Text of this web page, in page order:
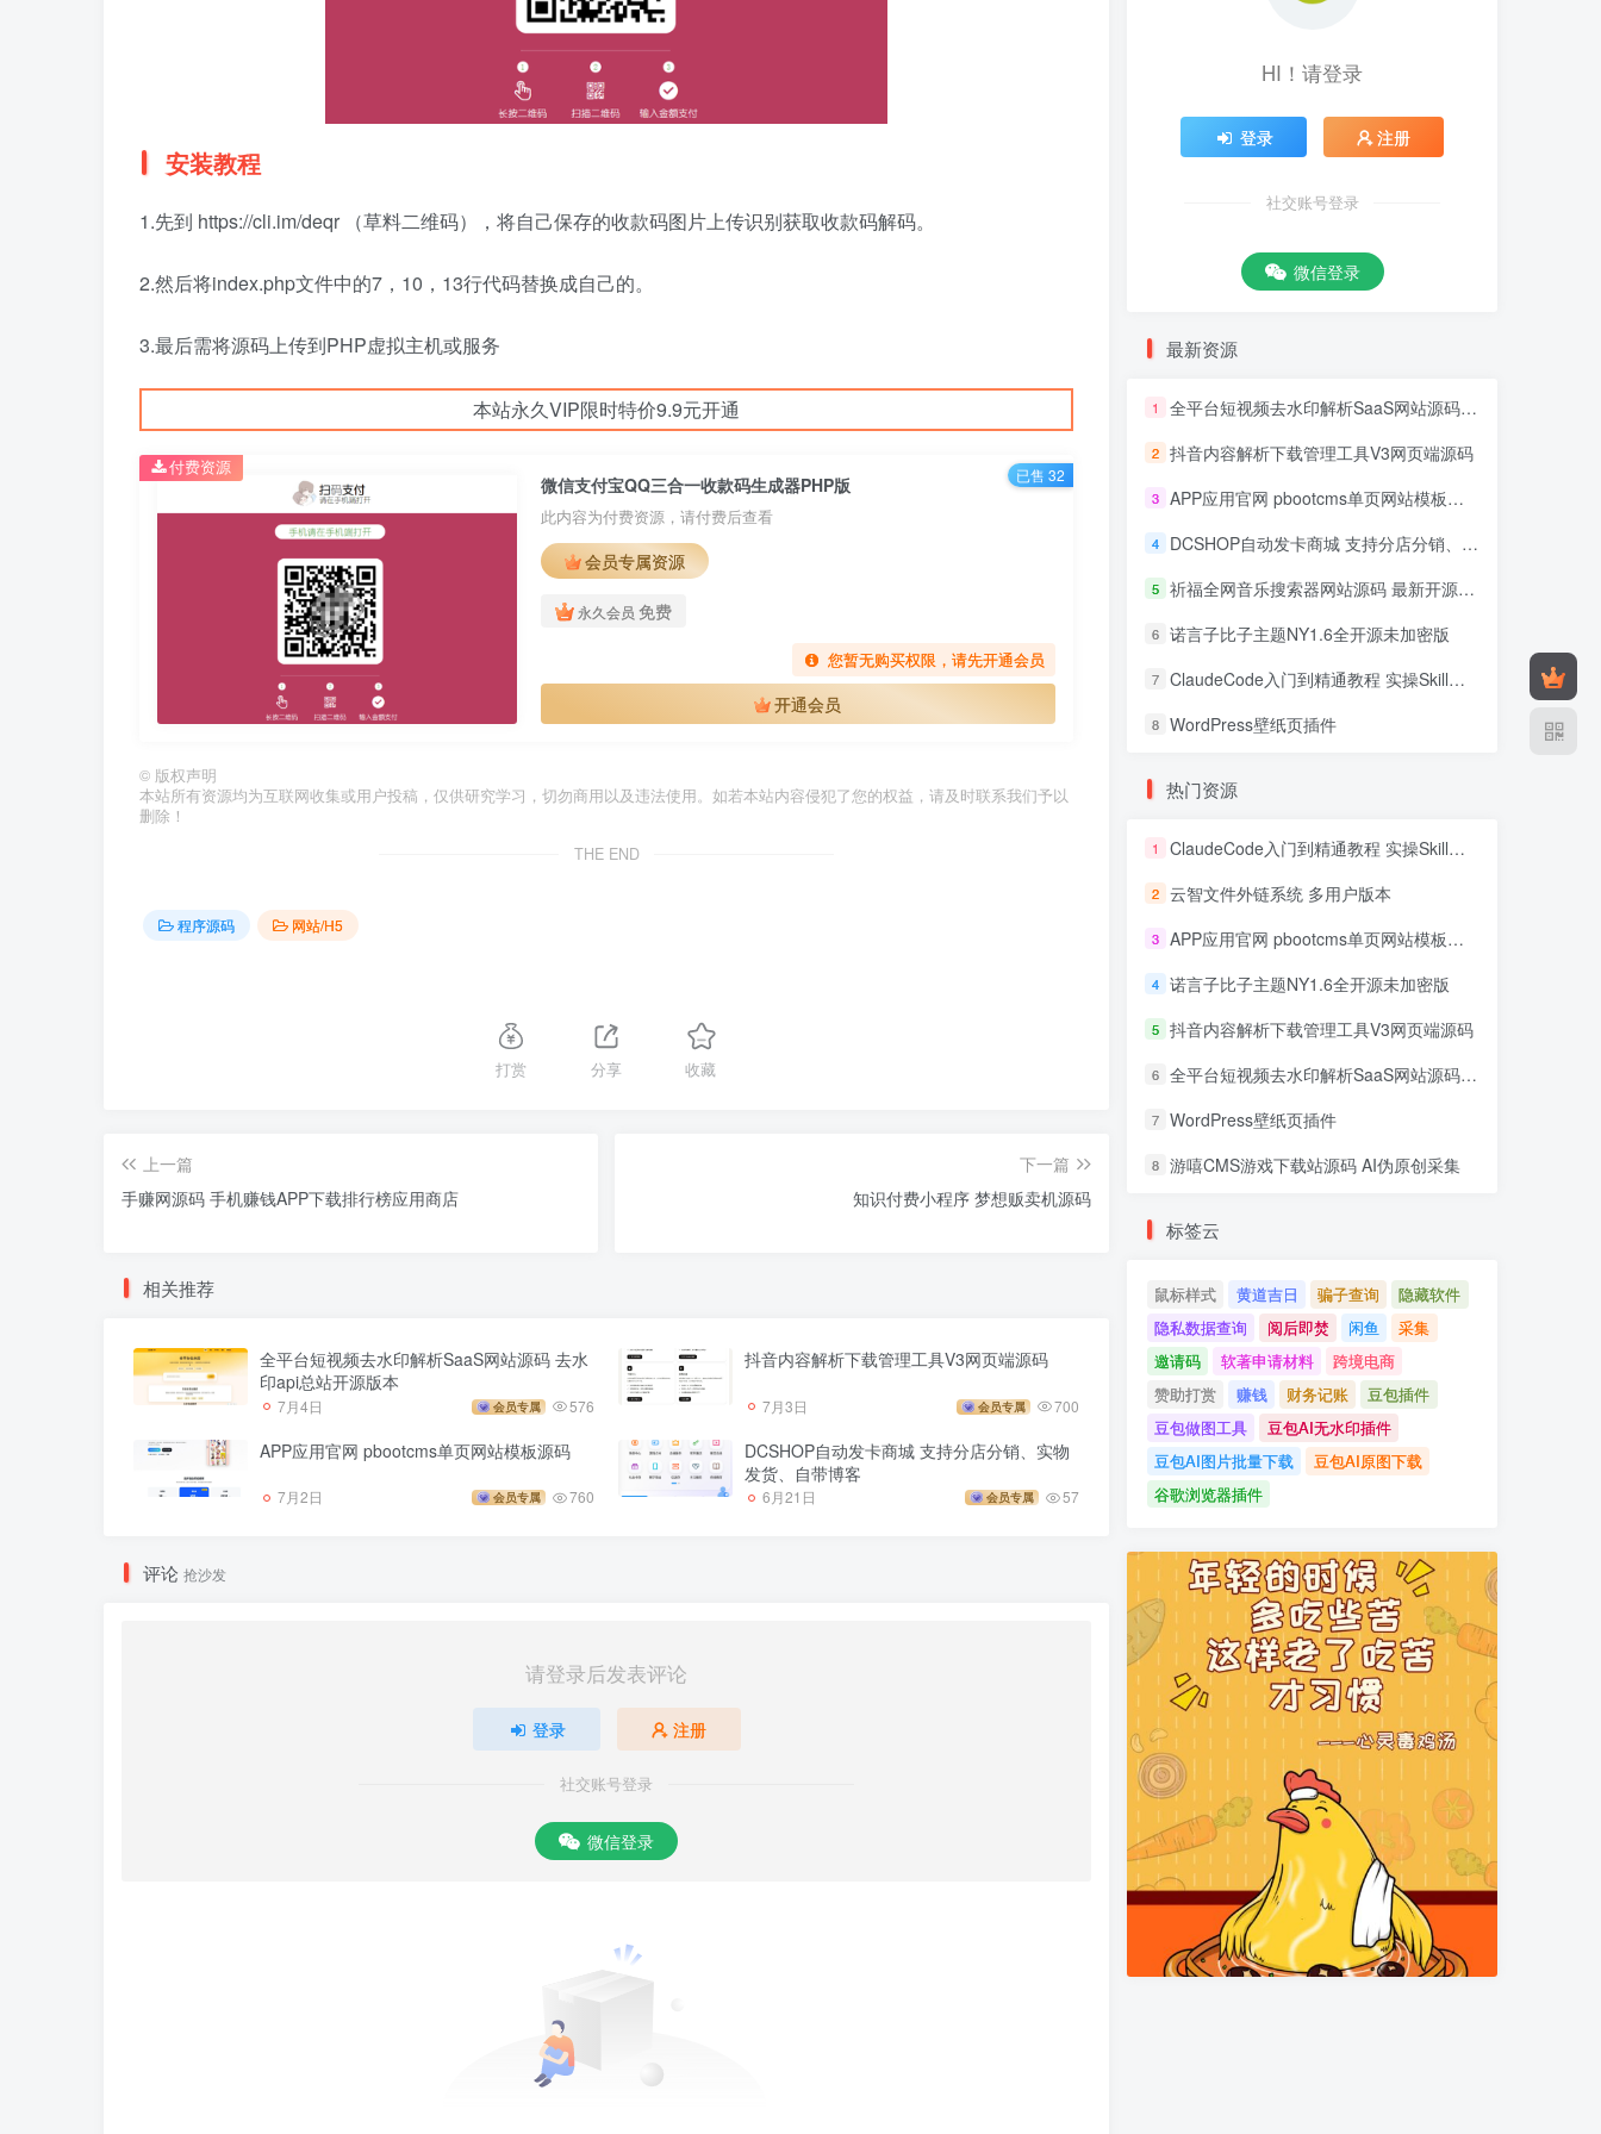
安装教程
1.先到 https://cli.im/deqr （草料二维码），将自己保存的收款码图片上传识别获取收款码解码。
2.然后将index.php文件中的7，10，13行代码替换成自己的。
3.最后需将源码上传到PHP虚拟主机或服务
本站永久VIP限时特价9.9元开通
微信支付宝QQ三合一收款码生成器PHP版
此内容为付费资源，请付费后查看
会员专属资源
永久会员 免费
您暂无购买权限，请先开通会员
开通会员
付费资源 已售 32
© 版权声明
本站所有资源均为互联网收集或用户投稿，仅供研究学习，切勿商用以及违法使用。如若本站内容侵犯了您的权益，请及时联系我们予以
删除！
THE END
程序源码 网站/H5
打赏 分享 收藏
上一篇
手赚网源码 手机赚钱APP下载排行榜应用商店
下一篇
知识付费小程序 梦想贩卖机源码
相关推荐
全平台短视频去水印解析SaaS网站源码 去水
印api总站开源版本
7月4日 会员专属 576
抖音内容解析下载管理工具V3网页端源码
7月3日 会员专属 700
APP应用官网 pbootcms单页网站模板源码
7月2日 会员专属 760
DCSHOP自动发卡商城 支持分店分销、实物
发货、自带博客
6月21日 会员专属 57
评论 抢沙发
请登录后发表评论
登录 注册
社交账号登录
微信登录
HI！请登录
登录 注册
社交账号登录
微信登录
最新资源
1 全平台短视频去水印解析SaaS网站源码 去水印api总站开源版本
2 抖音内容解析下载管理工具V3网页端源码
3 APP应用官网 pbootcms单页网站模板源码
4 DCSHOP自动发卡商城 支持分店分销、实物发货、自带博客
5 祈福全网音乐搜索器网站源码 最新开源修复版
6 诺言子比子主题NY1.6全开源未加密版
7 ClaudeCode入门到精通教程 实操Skill开发+企业级插件
8 WordPress壁纸页插件
热门资源
1 ClaudeCode入门到精通教程 实操Skill开发+企业级插件
2 云智文件外链系统 多用户版本
3 APP应用官网 pbootcms单页网站模板源码
4 诺言子比子主题NY1.6全开源未加密版
5 抖音内容解析下载管理工具V3网页端源码
6 全平台短视频去水印解析SaaS网站源码 去水印api总站开源版本
7 WordPress壁纸页插件
8 游嘻CMS游戏下载站源码 AI伪原创采集
标签云
鼠标样式 黄道吉日 骗子查询
隐藏软件
隐私数据查询
阅后即焚 闲鱼
采集
邀请码
软著申请材料
跨境电商
赞助打赏
赚钱 财务记账
豆包插件
豆包做图工具
豆包AI无水印插件
豆包AI图片批量下载
豆包AI原图下载
谷歌浏览器插件